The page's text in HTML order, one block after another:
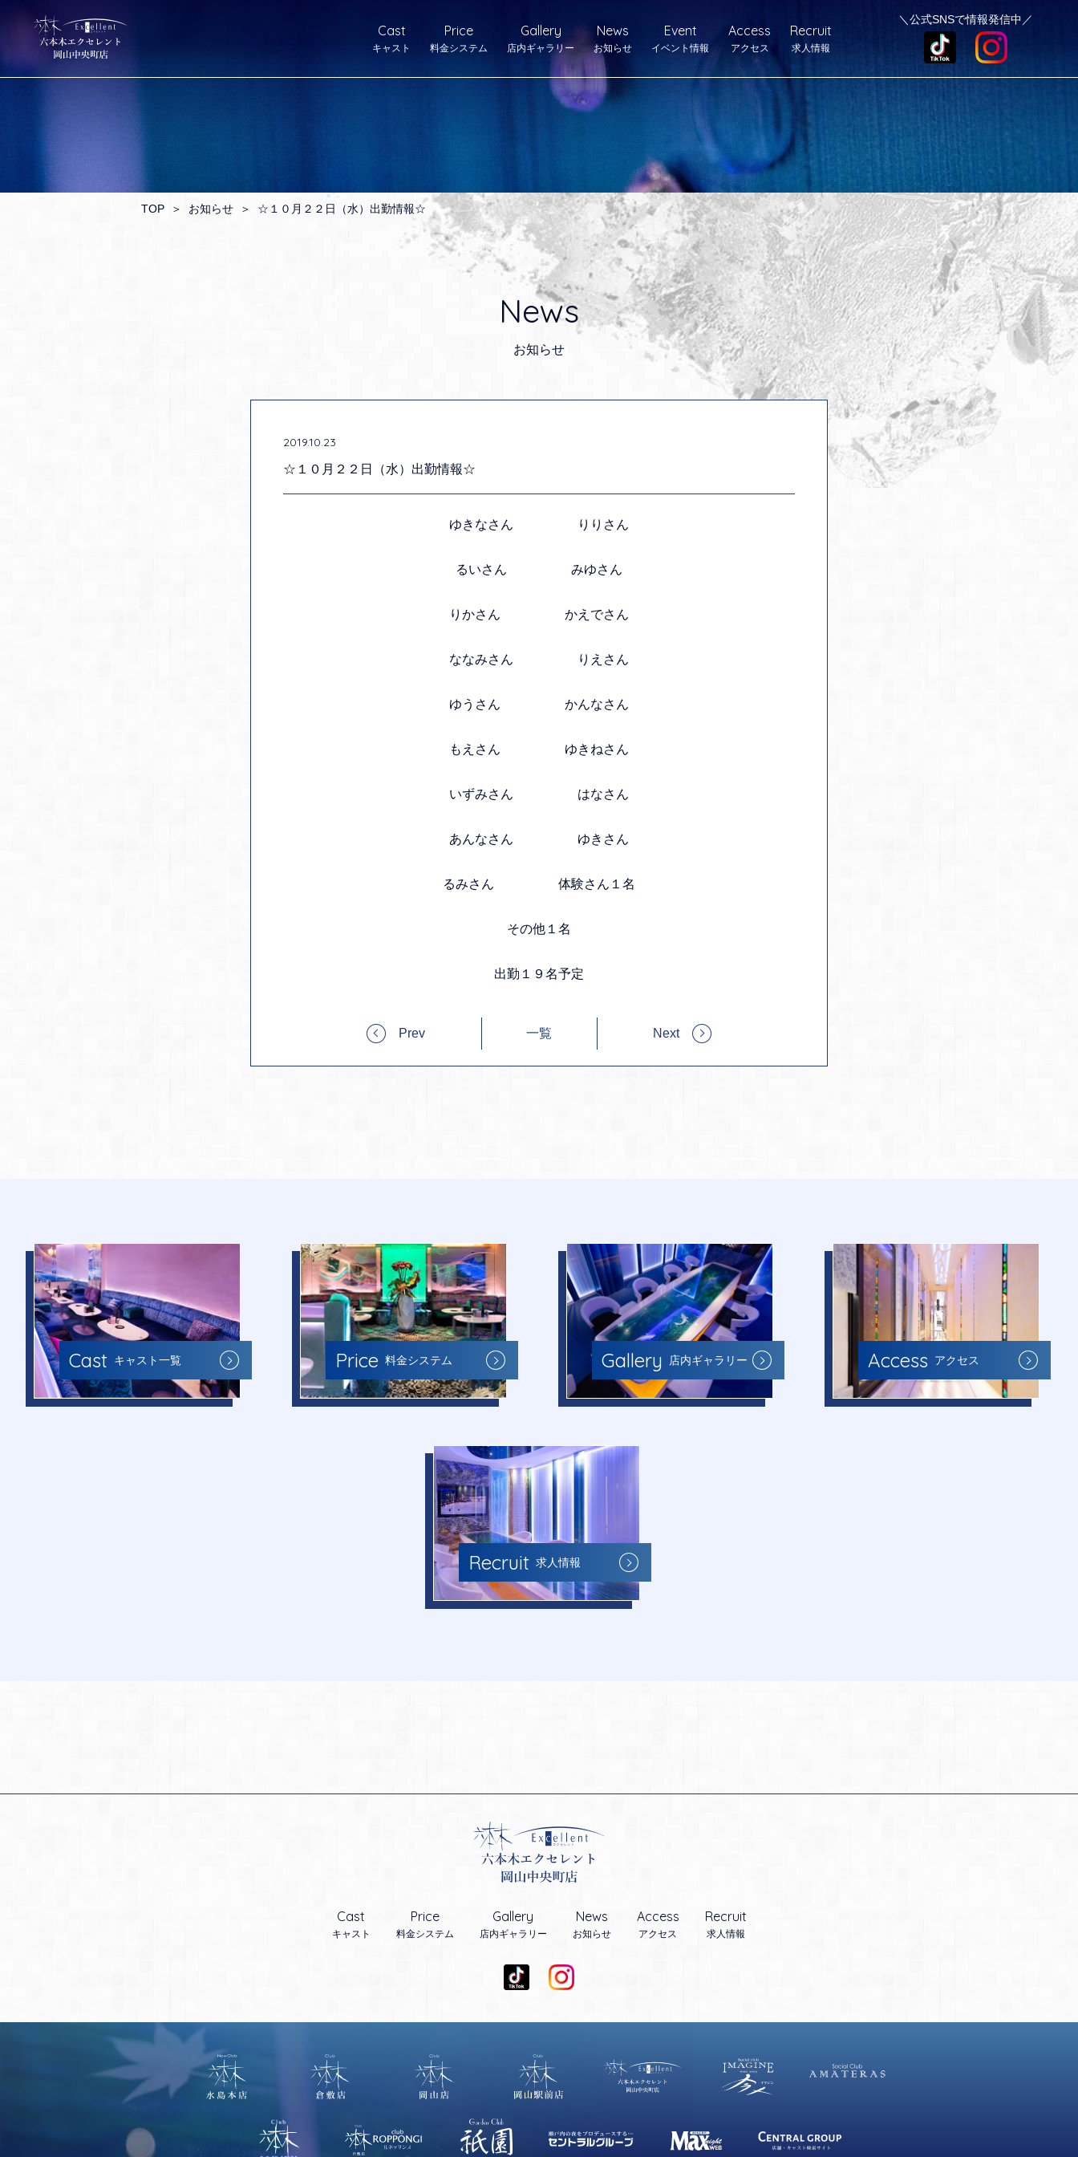
Cast
キャスト
Price
料金システム
Gallery
店内ギャラリー
News
お知らせ
Event
イベント情報
Access
アクセス
Recruit
求人情報
＼公式SNSで情報発信中／
TOP ＞ お知らせ ＞ ☆１０月２２日（水）出勤情報☆
News
お知らせ
2019.10.23
☆１０月２２日（水）出勤情報☆
ゆきなさん りりさん
るいさん みゆさん
りかさん かえでさん
ななみさん りえさん
ゆうさん かんなさん
もえさん ゆきねさん
いずみさん はなさん
あんなさん ゆきさん
るみさん 体験さん１名
その他１名
出勤１９名予定
Prev 一覧 Next
Cast キャスト一覧 Price 料金システム Gallery 店内ギャラリー Access アクセス
Recruit 求人情報
Cast
キャスト
Price
料金システム
Gallery
店内ギャラリー
News
お知らせ
Access
アクセス
Recruit
求人情報